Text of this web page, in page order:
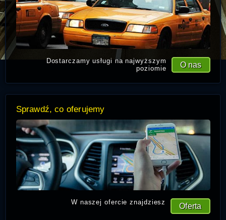
O nas
Dostarczamy usługi na najwyższym
poziomie
Sprawdź, co oferujemy
Oferta
W naszej ofercie znajdziesz